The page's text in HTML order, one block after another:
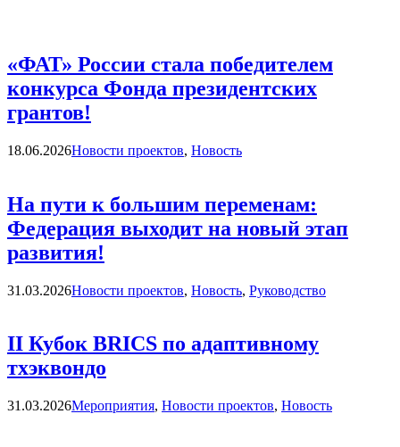
«ФАТ» России стала победителем
конкурса Фонда президентских
грантов!
18.06.2026Категории
Новости проектов, Новость
На пути к большим переменам:
Федерация выходит на новый этап
развития!
31.03.2026Категории
Новости проектов, Новость, Руководство
II Кубок BRICS по адаптивному
тхэквондо
31.03.2026Категории
Мероприятия, Новости проектов, Новость